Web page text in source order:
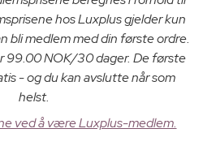
hos Luxplus gjelder kun
bli medlem med din første ordre.
99.00 NOK/30 dager. De første
- og du kan avslutte når som
helst.
ved å være Luxplus-medlem.